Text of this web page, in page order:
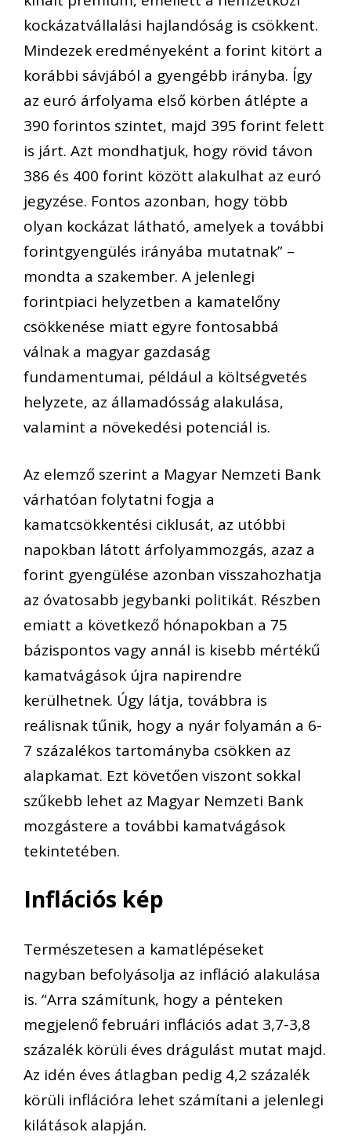
kockázatvállalási hajlandóság is csökkent.
Mindezek eredményeként a forint kitört a
korábbi sávjából a gyengébb irányba. Így
az euró árfolyama első körben átlépte a
390 forintos szintet, majd 395 forint felett
is járt. Azt mondhatjuk, hogy rövid távon
386 és 400 forint között alakulhat az euró
jegyzése. Fontos azonban, hogy több
olyan kockázat látható, amelyek a további
forintgyengülés irányába mutatnak” –
mondta a szakember. A jelenlegi
forintpiaci helyzetben a kamatelőny
csökkenése miatt egyre fontosabbá
válnak a magyar gazdaság
fundamentumai, például a költségvetés
helyzete, az államadósság alakulása,
valamint a növekedési potenciál is.
Az elemző szerint a Magyar Nemzeti Bank
várhatóan folytatni fogja a
kamatcsökkentési ciklusát, az utóbbi
napokban látott árfolyammozgás, azaz a
forint gyengülése azonban visszahozhatja
az óvatosabb jegybanki politikát. Részben
emiatt a következő hónapokban a 75
bázispontos vagy annál is kisebb mértékű
kamatvágások újra napirendre
kerülhetnek. Úgy látja, továbbra is
reálisnak tűnik, hogy a nyár folyamán a 6-
7 százalékos tartományba csökken az
alapkamat. Ezt követően viszont sokkal
szűkebb lehet az Magyar Nemzeti Bank
mozgástere a további kamatvágások
tekintetében.
Inflációs kép
Természetesen a kamatlépéseket
nagyban befolyásolja az infláció alakulása
is. “Arra számítunk, hogy a pénteken
megjelenő februári inflációs adat 3,7-3,8
százalék körüli éves drágulást mutat majd.
Az idén éves átlagban pedig 4,2 százalék
körüli inflációra lehet számítani a jelenlegi
kilátások alapján.